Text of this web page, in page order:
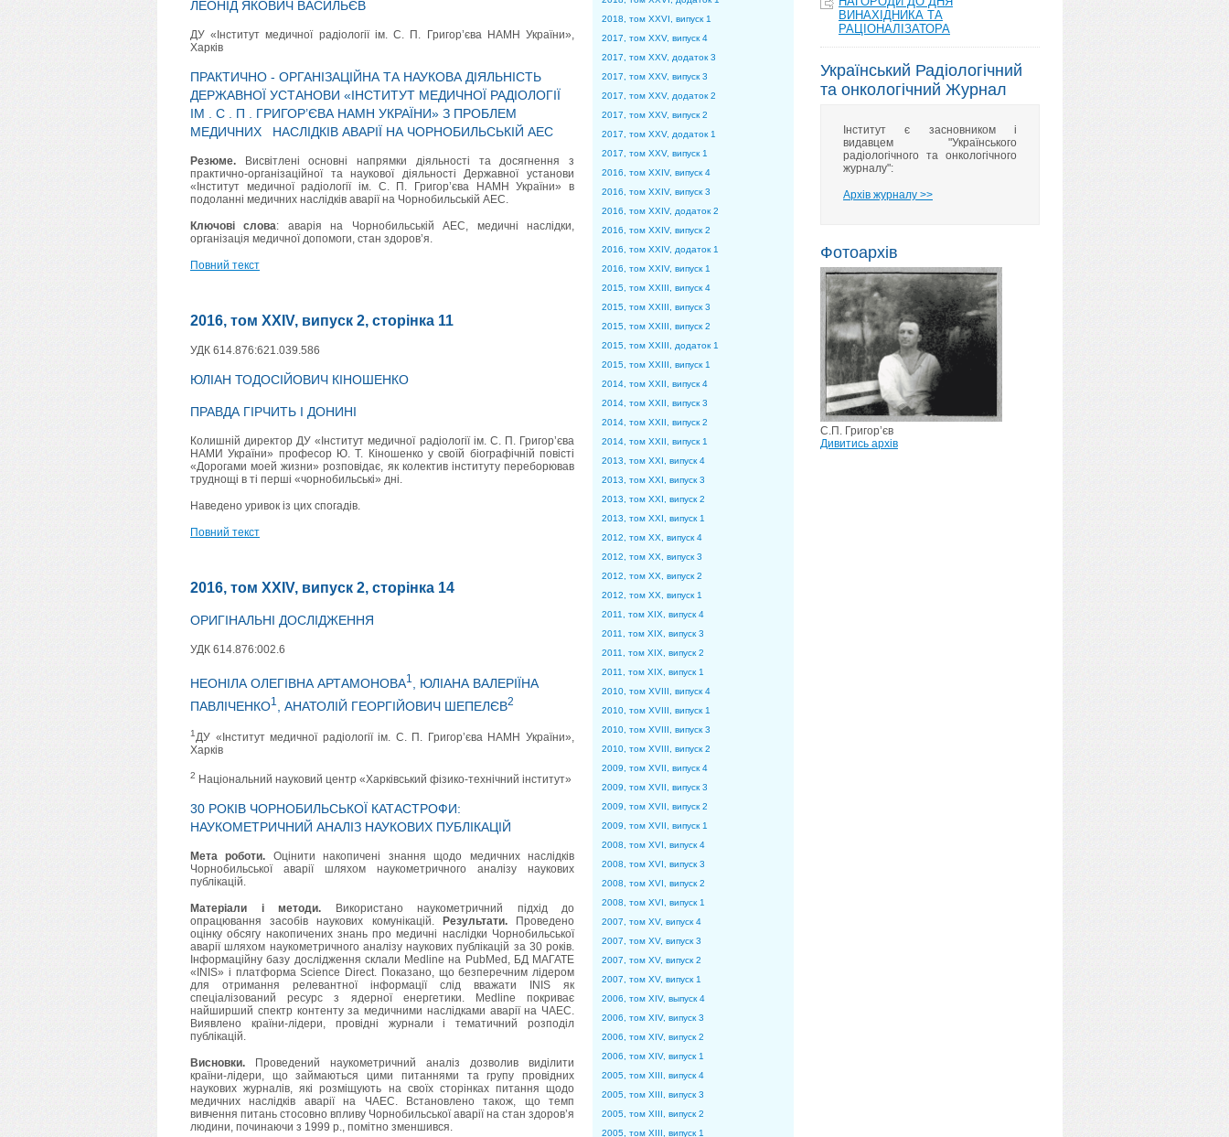
2018, том XXVI, випуск 1
2017, том XXV, випуск 4
2017, том XXV, додаток 3
2017, том XXV, випуск 3
2017, том XXV, додаток 2
2017, том XXV, випуск 2
2017, том XXV, додаток 1
2017, том XXV, випуск 1
2016, том XXIV, випуск 4
2016, том XXIV, випуск 3
2016, том XXIV, додаток 2
2016, том XXIV, випуск 2
2016, том XXIV, додаток 1
2016, том XXIV, випуск 1
2015, том XXIII, випуск 4
2015, том XXIII, випуск 3
2015, том XXIII, випуск 2
2015, том XXIII, додаток 1
2015, том XXIII, випуск 1
2014, том XXII, випуск 4
2014, том XXII, випуск 3
2014, том XXII, випуск 2
2014, том XXII, випуск 1
2013, том XXI, випуск 4
2013, том XXI, випуск 3
2013, том XXI, випуск 2
2013, том XXI, випуск 1
2012, том XX, випуск 4
2012, том XX, випуск 3
2012, том XX, випуск 2
2012, том XX, випуск 1
2011, том XIX, випуск 4
2011, том XIX, випуск 3
2011, том XIX, випуск 2
2011, том XIX, випуск 1
2010, том XVIII, випуск 4
2010, том XVIII, випуск 1
2010, том XVIII, випуск 3
2010, том XVIII, випуск 2
2009, том XVII, випуск 4
2009, том XVII, випуск 3
2009, том XVII, випуск 2
2009, том XVII, випуск 1
2008, том XVI, випуск 4
2008, том XVI, випуск 3
2008, том XVI, випуск 2
2008, том XVI, випуск 1
2007, том XV, випуск 4
2007, том XV, випуск 3
2007, том XV, випуск 2
2007, том XV, випуск 1
2006, том XIV, выпуск 4
2006, том XIV, випуск 3
2006, том XIV, випуск 2
2006, том XIV, випуск 1
2005, том XIII, випуск 4
2005, том XIII, випуск 3
2005, том XIII, випуск 2
2005, том XIII, випуск 1
ЛЕОНІД ЯКОВИЧ ВАСИЛЬЄВ
ДУ «Інститут медичної радіології ім. С. П. Григор’єва НАМН України»,
Харків
ПРАКТИЧНО - ОРГАНІЗАЦІЙНА ТА НАУКОВА ДІЯЛЬНІСТЬ
ДЕРЖАВНОЇ УСТАНОВИ «ІНСТИТУТ МЕДИЧНОЇ РАДІОЛОГІЇ
ІМ . С . П . ГРИГОР’ЄВА НАМН УКРАЇНИ» З ПРОБЛЕМ
МЕДИЧНИХ НАСЛІДКІВ АВАРІЇ НА ЧОРНОБИЛЬСЬКІЙ АЕС
Резюме. Висвітлені основні напрямки діяльності та досягнення з
практично-організаційної та наукової діяльності Державної установи
«Інститут медичної радіології ім. С. П. Григор’єва НАМН України» в
подоланні медичних наслідків аварії на Чорнобильській АЕС.
Ключові слова: аварія на Чорнобильській АЕС, медичні наслідки,
організація медичної допомоги, стан здоров’я.
Повний текст
2016, том XXIV, випуск 2, сторінка 11
УДК 614.876:621.039.586
ЮЛІАН ТОДОСІЙОВИЧ КІНОШЕНКО
ПРАВДА ГІРЧИТЬ І ДОНИНІ
Колишній директор ДУ «Інститут медичної радіології ім. С. П. Григор’єва
НАМИ України» професор Ю. Т. Кіношенко у своїй біографічній повісті
«Дорогами моей жизни» розповідає, як колектив інституту переборював
труднощі в ті перші «чорнобильські» дні.
Наведено уривок із цих спогадів.
Повний текст
2016, том XXIV, випуск 2, сторінка 14
ОРИГІНАЛЬНІ ДОСЛІДЖЕННЯ
УДК 614.876:002.6
НЕОНІЛА ОЛЕГІВНА АРТАМОНОВА1
, ЮЛІАНА ВАЛЕРІЇНА
ПАВЛІЧЕНКО1 , АНАТОЛІЙ ГЕОРГІЙОВИЧ ШЕПЕЛЄВ2
1ДУ «Інститут медичної радіології ім. С. П. Григор’єва НАМН України»,
Харків
2 Національний науковий центр «Харківський фізико-технічний інститут»
30 РОКІВ ЧОРНОБИЛЬСЬКОЇ КАТАСТРОФИ:
НАУКОМЕТРИЧНИЙ АНАЛІЗ НАУКОВИХ ПУБЛІКАЦІЙ
Мета роботи. Оцінити накопичені знання щодо медичних наслідків
Чорнобильської аварії шляхом наукометричного аналізу наукових
публікацій.
Матеріали і методи. Використано наукометричний підхід до
опрацювання засобів наукових комунікацій.
Результати.Проведено
оцінку обсягу накопичених знань про медичні наслідки Чорнобильської
аварії шляхом наукометричного аналізу наукових публікацій за 30 років.
Інформаційну базу дослідження склали Medline на PubMed, БД МАГАТЕ
«INIS» і платформа Science Direct. Показано, що безперечним лідером
для отримання релевантної інформації слід вважати INIS як
спеціалізований ресурс з ядерної енергетики. Medline покриває
найширший спектр контенту за медичними наслідками аварії на ЧАЕС.
Виявлено країни-лідери, провідні журнали і тематичний розподіл
публікацій.
Висновки. Проведений наукометричний аналіз дозволив виділити
країни-лідери, що займаються цими питаннями та групу провідних
наукових журналів, які розміщують на своїх сторінках питання щодо
медичних наслідків аварії на ЧАЕС. Встановлено також, що темп
вивчення питань стосовно впливу Чорнобильської аварії на стан здоров’я
людини, починаючи з 1999 р., помітно зменшився.
ВИНАХІДНИКА ТА
РАЦІОНАЛІЗАТОРА
Український Радіологічний
та онкологічний Журнал
Інститут є засновником і
видавцем "Українського
радіологічного та онкологічного
журналу":
Архів журналу >>
Фотоархів
С.П. Григор’єв
Дивитись архів